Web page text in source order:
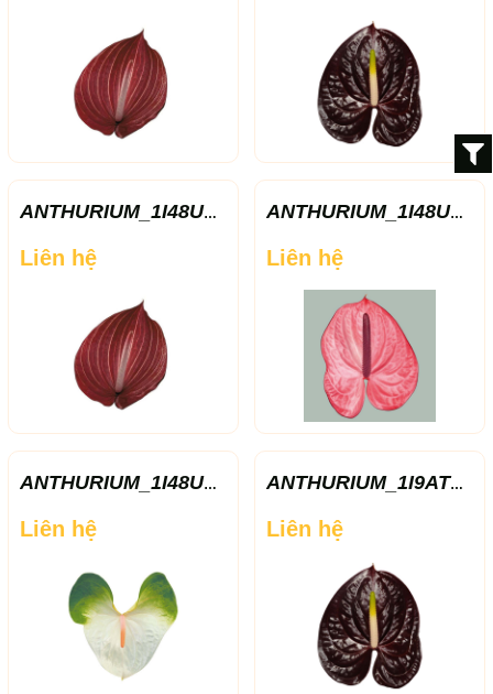
ANTHURIUM_1I48US
Liên hệ
ANTHURIUM_1I48US
Liên hệ
ANTHURIUM_1I48US
Liên hệ
ANTHURIUM_1I9AT5
Liên hệ